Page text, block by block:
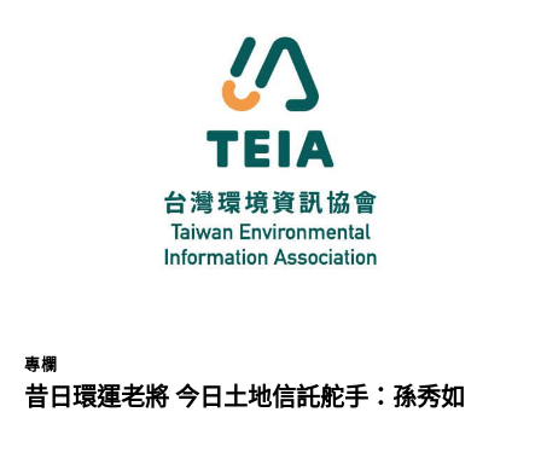
專欄
昔日環運老將 今日土地信託舵手：孫秀如